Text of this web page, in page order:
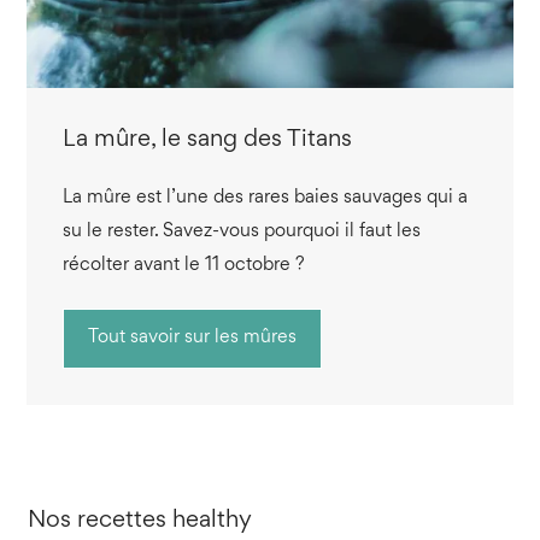
La mûre, le sang des Titans
La mûre est l’une des rares baies sauvages qui a
su le rester. Savez-vous pourquoi il faut les
récolter avant le 11 octobre ?
Tout savoir sur les mûres
Nos recettes healthy